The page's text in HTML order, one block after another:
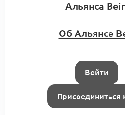
Альянса
Об Альянсе
Войти
Присоединиться